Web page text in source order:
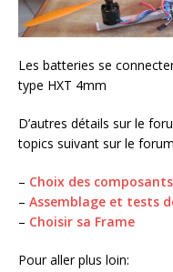
Les batteries se
type HXT 4mm
D’autres détails sur le
topics suivant sur le
– Choix des composants
– Assemblage et tests
– Choisir sa Frame
Pour aller plus loin: